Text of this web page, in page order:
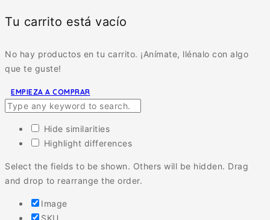
Tu carrito está vacío
No hay productos en tu carrito. ¡Anímate, llénalo con algo
que te guste!
EMPIEZA A COMPRAR
Hide similarities
Highlight differences
Select the fields to be shown. Others will be hidden. Drag
and drop to rearrange the order.
Image
SKU